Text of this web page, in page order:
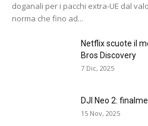
doganali per i pacchi extra-UE dal
norma che fino ad...
Netflix scuote il
Bros Discovery
7 Dic, 2025
DJI Neo 2:
15 Nov, 2025